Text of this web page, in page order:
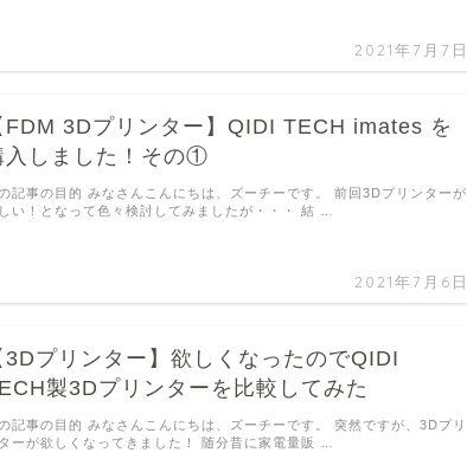
2021年7月7日
FDM 3Dプリンター】QIDI TECH imates を
入しました！その①
2021年7月6日
記事の目的 みなさんこんにちは、ズーチーです。 前回3Dプリンターが
い！となって色々検討してみましたが・・・ 結 …
3Dプリンター】欲しくなったのでQIDI
製3Dプリンターを比較してみた
記事の目的 みなさんこんにちは、ズーチーです。 突然ですが、3Dプリ
ーが欲しくなってきました！ 随分昔に家電量販 …